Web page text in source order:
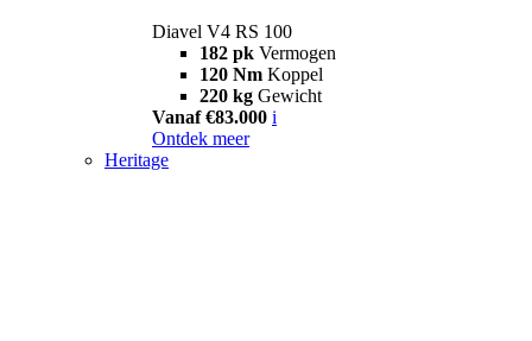
Diavel V4 RS 100
182 pk Vermogen
120 Nm Koppel
220 kg Gewicht
Vanaf €83.000 i
Ontdek meer
Heritage